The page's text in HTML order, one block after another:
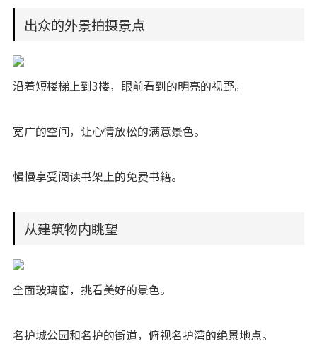
出众的外景拍摄景点
沿着短楼梯上到3楼，眼前看到的明亮的视野。
宽广的空间，让心情放松的满意景色。
慢慢享受阅读书架上的免费书籍。
从建筑物内眺望
全面玻璃窗，挑看美好的景色。
名护城公园和名护的街道，俯视名护湾的绝景地点。